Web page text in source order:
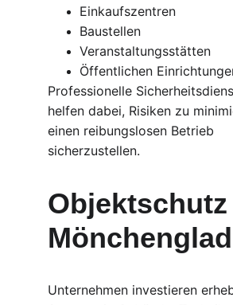
Einkaufszentren
Baustellen
Veranstaltungsstätten
Öffentlichen
Professionelle
helfen dabei, Risiken zu
einen reibungslosen Betrieb
sicherzustellen.
Unternehmen investieren